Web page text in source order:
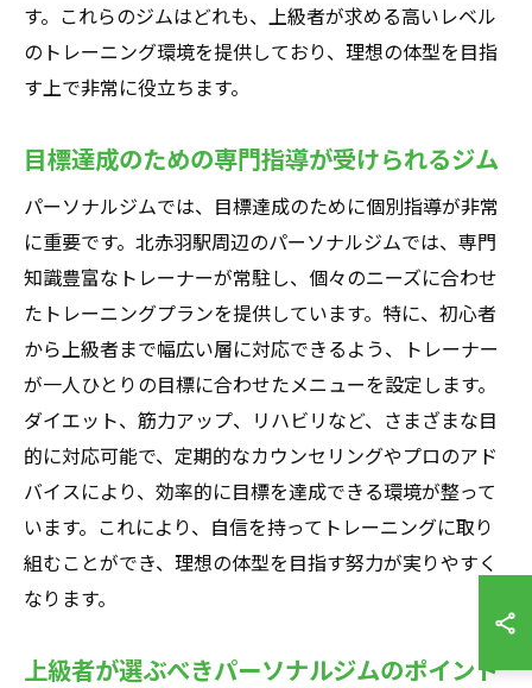
す。これらのジムはどれも、上級者が求める高いレベル
のトレーニング環境を提供しており、理想の体型を目指
す上で非常に役立ちます。
目標達成のための専門指導が受けられるジム
パーソナルジムでは、目標達成のために個別指導が非常
に重要です。北赤羽駅周辺のパーソナルジムでは、専門
知識豊富なトレーナーが常駐し、個々のニーズに合わせ
たトレーニングプランを提供しています。特に、初心者
から上級者まで幅広い層に対応できるよう、トレーナー
が一人ひとりの目標に合わせたメニューを設定します。
ダイエット、筋力アップ、リハビリなど、さまざまな目
的に対応可能で、定期的なカウンセリングやプロのアド
バイスにより、効率的に目標を達成できる環境が整って
います。これにより、自信を持ってトレーニングに取り
組むことができ、理想の体型を目指す努力が実りやすく
なります。
上級者が選ぶべきパーソナルジムのポイント